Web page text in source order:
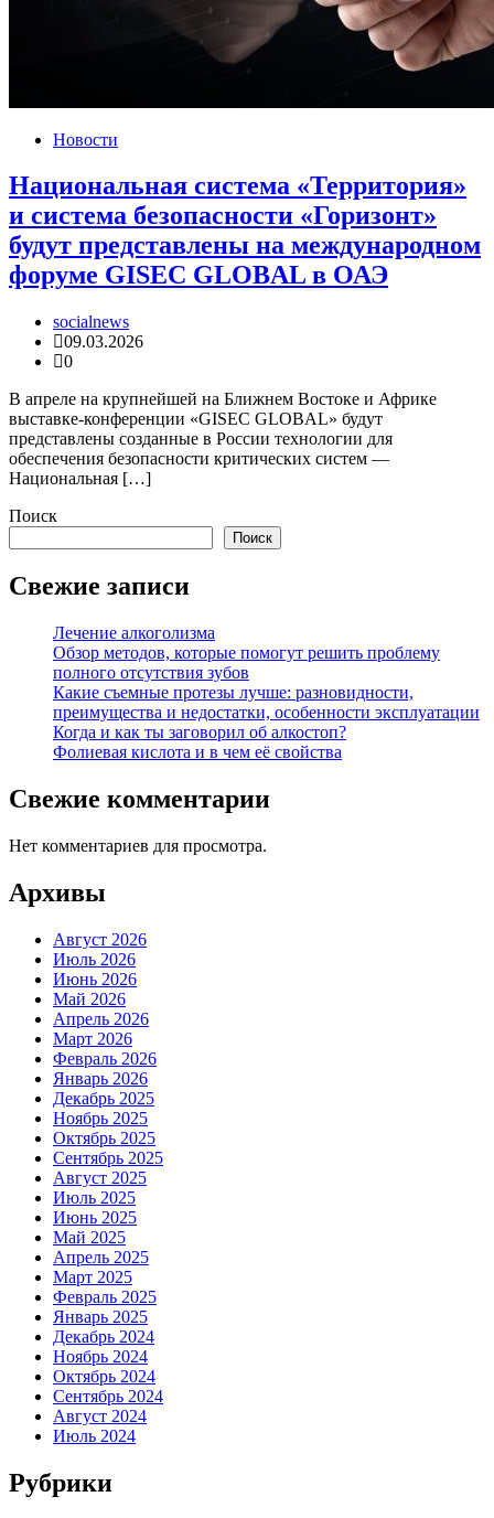
Новости
Национальная система «Территория»
и система безопасности «Горизонт»
будут представлены на международном
форуме GISEC GLOBAL в ОАЭ
socialnews
09.03.2026
0
В апреле на крупнейшей на Ближнем Востоке и Африке
выставке-конференции «GISEC GLOBAL» будут
представлены созданные в России технологии для
обеспечения безопасности критических систем —
Национальная […]
Поиск
Поиск
Свежие записи
Лечение алкоголизма
Обзор методов, которые помогут решить проблему
полного отсутствия зубов
Какие съемные протезы лучше: разновидности,
преимущества и недостатки, особенности эксплуатации
Когда и как ты заговорил об алкостоп?
Фолиевая кислота и в чем её свойства
Свежие комментарии
Нет комментариев для просмотра.
Архивы
Август 2026
Июль 2026
Июнь 2026
Май 2026
Апрель 2026
Март 2026
Февраль 2026
Январь 2026
Декабрь 2025
Ноябрь 2025
Октябрь 2025
Сентябрь 2025
Август 2025
Июль 2025
Июнь 2025
Май 2025
Апрель 2025
Март 2025
Февраль 2025
Январь 2025
Декабрь 2024
Ноябрь 2024
Октябрь 2024
Сентябрь 2024
Август 2024
Июль 2024
Рубрики